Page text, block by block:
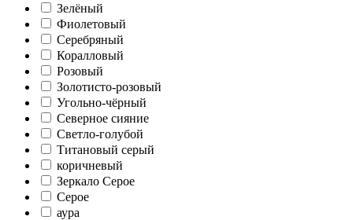
Зелёный
Фиолетовый
Серебряный
Коралловый
Розовый
Золотисто-розовый
Угольно-чёрный
Северное сияние
Светло-голубой
Титановый серый
коричневый
Зеркало Серое
Серое
аура